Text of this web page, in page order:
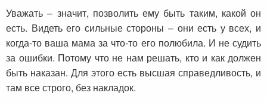
Уважать – значит, позволить ему быть таким, какой он
есть. Видеть его сильные стороны – они есть у всех, и
когда-то ваша мама за что-то его полюбила. И не судить
за ошибки. Потому что не нам решать, кто и как должен
быть наказан. Для этого есть высшая справедливость, и
там все строго, без накладок.